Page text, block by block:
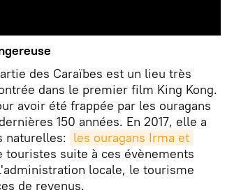
des Caraïbes est un lieu très
dans le premier film King Kong.
avoir été frappée par les ouragans
150 années. En 2017, elle a
naturelles: les ouragans Irma et
touristes suite à ces évènements
locale, le tourisme
de revenus.